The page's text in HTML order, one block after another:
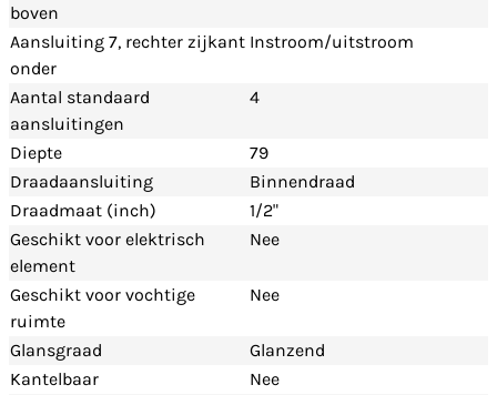
boven
Aansluiting 7, rechter zijkant
onder
Instroom/uitstroom
Aantal standaard
aansluitingen
4
Diepte
79
Draadaansluiting
Binnendraad
Draadmaat (inch)
1/2"
Geschikt voor elektrisch
element
Nee
Geschikt voor vochtige
ruimte
Nee
Glansgraad
Glanzend
Kantelbaar
Nee